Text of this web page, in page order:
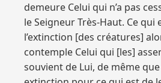
demeure Celui qui n’a pas
le Seigneur Très-Haut. Ce qui
l’extinction [des créatures]
contemple Celui qui [les]
souvient de Lui, de même